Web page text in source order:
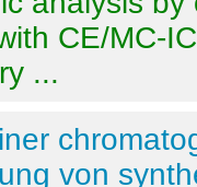
CE/MC-
...
von